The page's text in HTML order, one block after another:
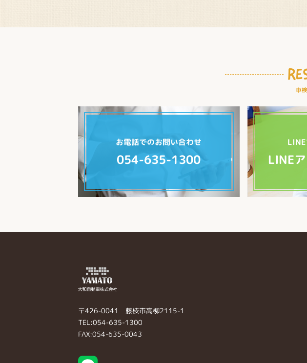
車
お電話でのお問い合わせ
054-635-1300 LINE
〒426-0041 藤枝市高柳2115-1
TEL:054-635-1300
FAX:054-635-0043